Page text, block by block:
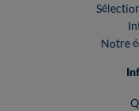
Notre